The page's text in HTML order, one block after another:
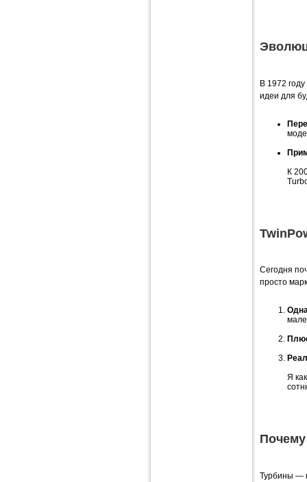
В 1972
идеи для
К
Сегодня
просто
Я
Турбины —